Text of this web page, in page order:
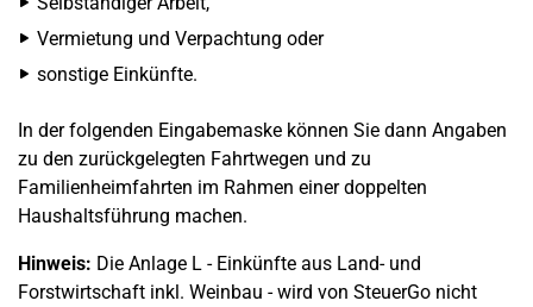
Vermietung und Verpachtung oder
sonstige Einkünfte.
In der folgenden Eingabemaske können Sie dann Angaben
zu den zurückgelegten Fahrtwegen und zu
Familienheimfahrten im Rahmen einer doppelten
Haushaltsführung machen.
Hinweis: Die Anlage L - Einkünfte aus Land- und
Forstwirtschaft inkl. Weinbau - wird von SteuerGo nicht